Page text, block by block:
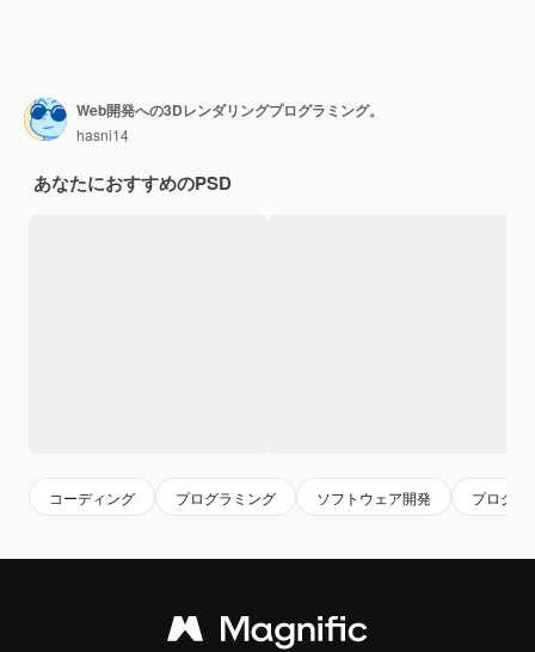
Web開発への3Dレンダリングプログラミング。
hasni14
あなたにおすすめのPSD
コーディング プログラミング ソフトウェア開発 プログラ